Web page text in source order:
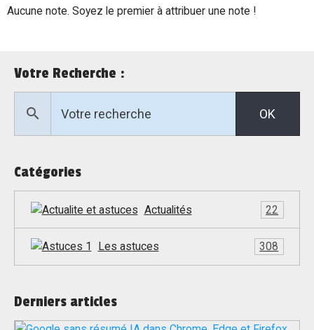
Aucune note. Soyez le premier à attribuer une note !
Votre Recherche :
OK
Catégories
Actualités 22
Les astuces 308
Derniers articles